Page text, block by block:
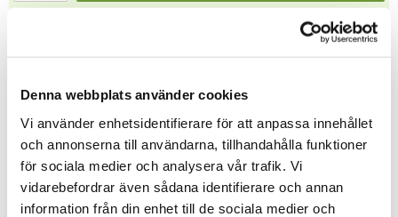
Denna webbplats använder cookies
Vi använder enhetsidentifierare för att anpassa innehållet
och annonserna till användarna, tillhandahålla funktioner
för sociala medier och analysera vår trafik. Vi
vidarebefordrar även sådana identifierare och annan
information från din enhet till de sociala medier och
★★★★★
Mitt barnbarn & Jag
dold under en rundad tygrygg. Boken är tryckt på miljömärkt
papper.
Tipsa